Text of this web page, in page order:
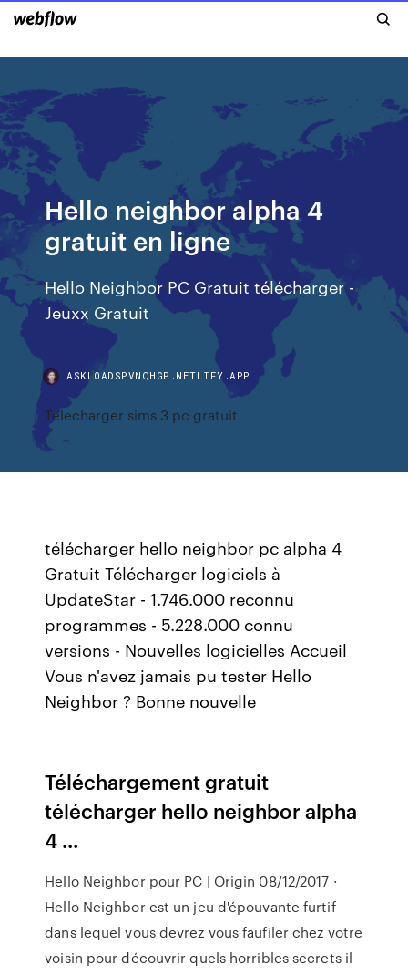
Hello neighbor alpha 4
gratuit en ligne
Hello Neighbor PC Gratuit télécharger -
Jeuxx Gratuit
ASKLOADSPVNQHGP.NETLIFY.APP
Telecharger sims 3 pc gratuit
télécharger hello neighbor pc alpha 4
Gratuit Télécharger logiciels à
UpdateStar - 1.746.000 reconnu
programmes - 5.228.000 connu
versions - Nouvelles logicielles Accueil
Vous n'avez jamais pu tester Hello
Neighbor ? Bonne nouvelle
Téléchargement gratuit
télécharger hello neighbor alpha
4 ...
Hello Neighbor pour PC | Origin 08/12/2017 ·
Hello Neighbor est un jeu d'épouvante furtif
dans lequel vous devrez vous faufiler chez votre
voisin pour découvrir quels horribles secrets il